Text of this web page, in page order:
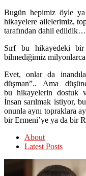
Bugün hepimiz öyle
hikayelere ailelerimiz,
tarafından dahil edildik…
Sırf bu hikayedeki
bilmediğimiz milyonlarca
Evet, onlar da
düşman”.. Ama
bu hikayelerin dostuk
İnsan sarılmak istiyor,
onunla aynı topraklara
bir Ermeni’ye ya da bir
About
Latest Posts